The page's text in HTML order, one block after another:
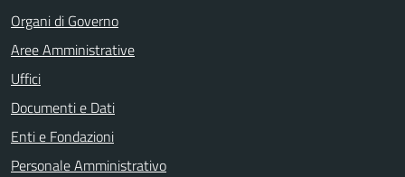
Organi di Governo
Aree Amministrative
Uffici
Documenti e Dati
Enti e Fondazioni
Personale Amministrativo